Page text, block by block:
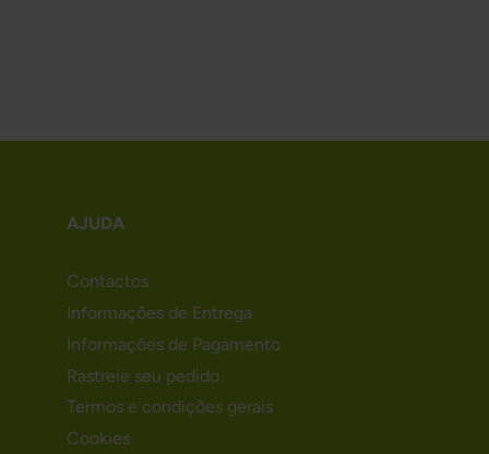
AJUDA
Contactos
Informações de Entrega
Informações de Pagamento
Rastreie seu pedido
Termos e condições gerais
Cookies